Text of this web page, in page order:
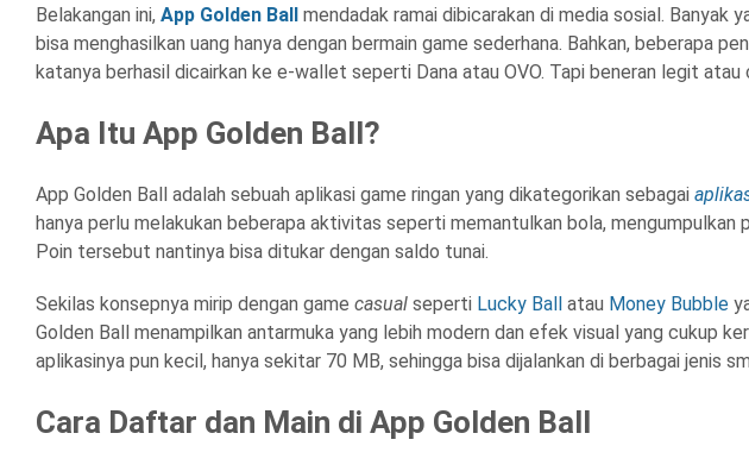
Belakangan ini, App Golden Ball mendadak ramai dibicarakan di media sosial. Banyak
bisa menghasilkan uang hanya dengan bermain game sederhana. Bahkan, beberapa
katanya berhasil dicairkan ke e-wallet seperti Dana atau OVO. Tapi beneran legit atau
Apa Itu App Golden Ball?
App Golden Ball adalah sebuah aplikasi game ringan yang dikategorikan sebagai
hanya perlu melakukan beberapa aktivitas seperti memantulkan bola, mengumpulkan
Poin tersebut nantinya bisa ditukar dengan saldo tunai.
Sekilas konsepnya mirip dengan game casual seperti Lucky Ball atau Money Bubble
Golden Ball menampilkan antarmuka yang lebih modern dan efek visual yang cukup
aplikasinya pun kecil, hanya sekitar 70 MB, sehingga bisa dijalankan di berbagai jenis
Cara Daftar dan Main di App Golden Ball